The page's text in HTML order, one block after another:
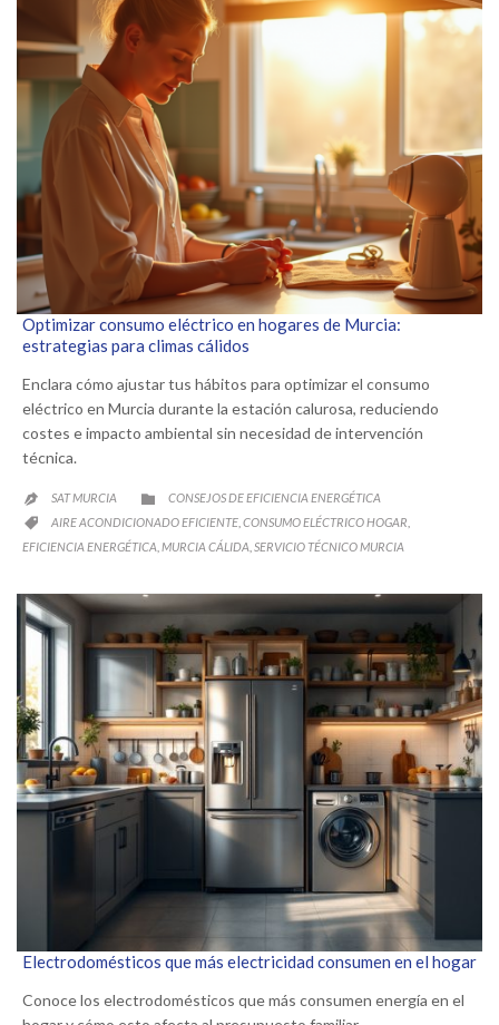
Optimizar consumo eléctrico en hogares de Murcia:
estrategias para climas cálidos
Enclara cómo ajustar tus hábitos para optimizar el consumo
eléctrico en Murcia durante la estación calurosa, reduciendo
costes e impacto ambiental sin necesidad de intervención
técnica.
 SAT MURCIA  CATEGORY
CONSEJOS DE EFICIENCIA ENERGÉTICA

CATEGORY
AIRE ACONDICIONADO EFICIENTE CONSUMO ELÉCTRICO HOGAR
EFICIENCIA ENERGÉTICA MURCIA CÁLIDA SERVICIO TÉCNICO MURCIA
Electrodomésticos que más electricidad consumen en el hogar
Conoce los electrodomésticos que más consumen energía en el